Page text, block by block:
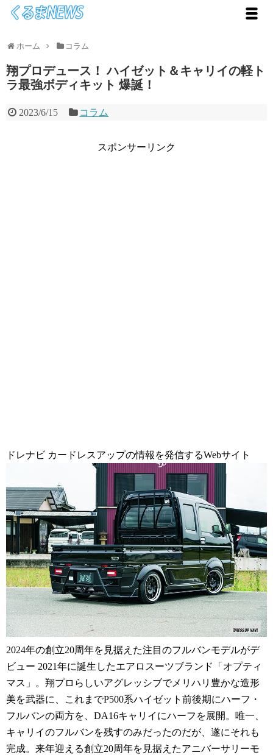
ホーム コラム
翔プロデュース！ ハイゼット＆キャリイの軽ト
ラ最強ボディキット 爆誕！
2023/6/15 コラム
スポンサーリンク
ドレナビ カードレスアップの情報を発信するWebサイト
2024年の創立20周年を見据えた注目のフルバンモデルがデ
ビュー 2021年に誕生したエアロスーツブランド「オプティ
マス」。翔プロらしいアグレッシブでメリハリ豊かな造形
美を武器に、これまでP500系ハイゼット前後期にハーフ・
フルバンの両方を、DA16キャリイにハーフを展開。唯一、
キャリイのフルバンを残すのみだったのだが、遂にそれも
完成。来年迎える創立20周年を見据えたアニバーサリーモ